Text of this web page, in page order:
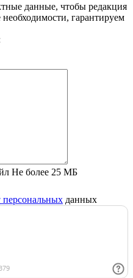
данные, чтобы редакция
необходимости, гарантируем
Не более 25 МБ
персональных данных